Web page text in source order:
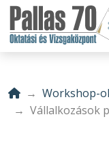
Workshop-
Vállalkozások